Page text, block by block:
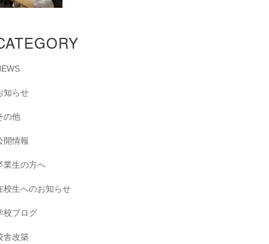
知らせ
の他
開情報
業生の方へ
校生へのお知らせ
校ブログ
舎改築